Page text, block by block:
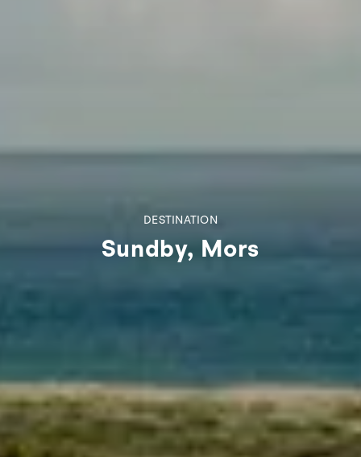
DESTINATION
Sundby, Mors